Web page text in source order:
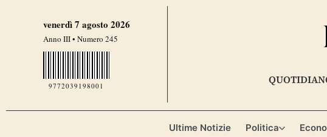
venerdì 7 agosto 2026
Anno III • Numero 245
9772039198001
Ultime Notizie Politica